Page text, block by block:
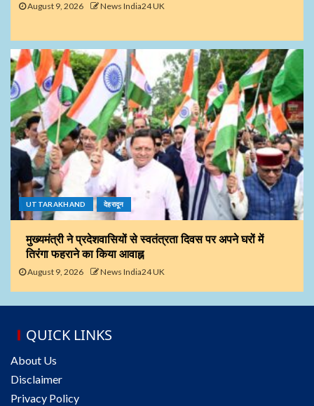
August 9, 2026 News India24 UK
UTTARAKHAND देहरादून
मुख्यमंत्री ने प्रदेशवासियों से स्वतंत्रता दिवस पर अपने घरों में
तिरंगा फहराने का किया आवाह्न
August 9, 2026 News India24 UK
QUICK LINKS
About Us
Disclaimer
Privacy Policy